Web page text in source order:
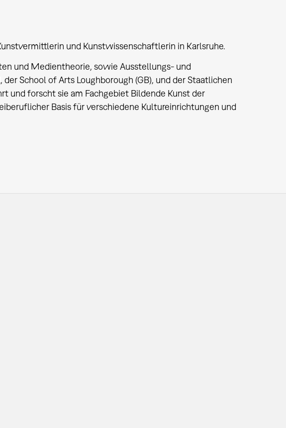
und Kunstwissenschaftlerin in Karlsruhe.
und Medientheorie, sowie Ausstellungs- und
School of Arts Loughborough (GB), und der Staatlichen
und forscht sie am Fachgebiet Bildende Kunst der
Basis für verschiedene Kultureinrichtungen und